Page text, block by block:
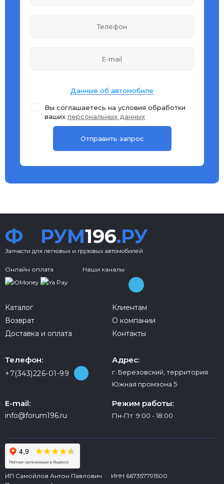
Данные об автомобиле
Вы соглашаетесь на условия обработки
ваших персональных данных
Ф РУМ196.РУ
Запчасти для легковых и грузовых автомобилей
Онлайн оплата Наши каналы
Каталог
Возврат
Доставка и оплата
Клиентам
О компании
Контакты
Телефон:
+7(343)226-01-99
Адрес:
г. Березовский, территория
Южная промзона 5
E-mail:
info@forum196.ru
Режим работы:
Пн-Пт 9:00 - 18:00
ИП Самойлов Антон Павлович ИНН 667357791500